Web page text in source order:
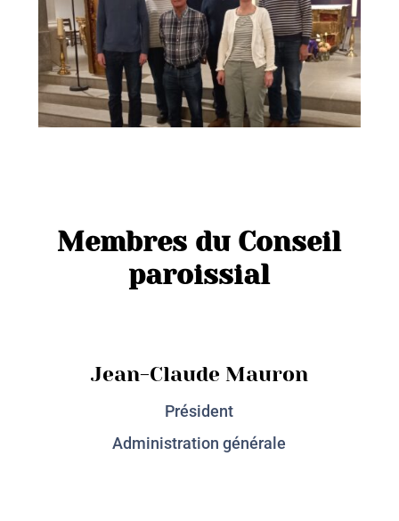
Membres du Conseil
paroissial
Jean-Claude Mauron
Président
Administration générale